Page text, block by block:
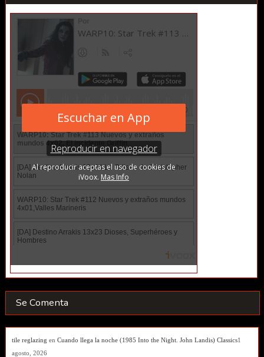
Se Comenta
tile reglazing en Cuando llega la noche (1985 Into the Night. John Landis) Classics1
agosto, 2026